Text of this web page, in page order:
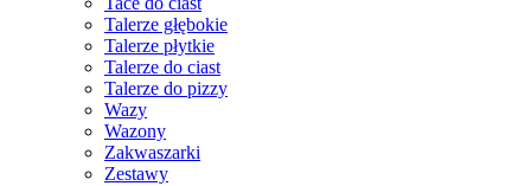
Talerze głębokie
Talerze płytkie
Talerze do ciast
Talerze do pizzy
Wazy
Wazony
Zakwaszarki
Zestawy